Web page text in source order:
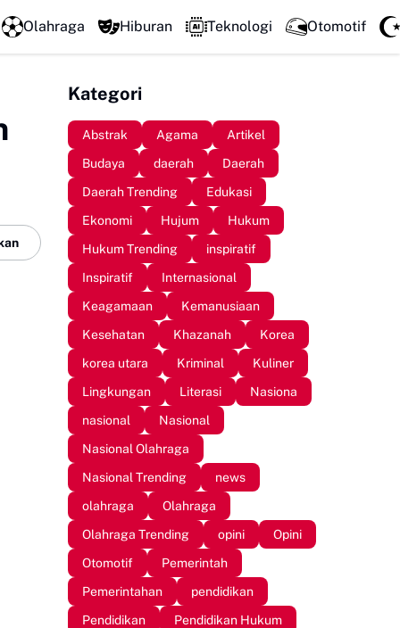
Mengawali Pengabdian dengan Sujud, Kapolresta
Olahraga Hiburan Teknologi Otomotif
Kategori
Abstrak Agama
Artikel
Budaya
daerah
Daerah
Daerah Trending
Edukasi
Ekonomi
Hujum
Hukum
Hukum Trending
inspiratif
Inspiratif
Internasional
Keagamaan
Kemanusiaan
Kesehatan
Khazanah
Korea
korea utara
Kriminal
Kuliner
Lingkungan
Literasi
Nasiona
nasional
Nasional
Nasional Olahraga
Nasional Trending
news
olahraga
Olahraga
Olahraga Trending
opini
Opini
Otomotif
Pemerintah
Pemerintahan
pendidikan
Pendidikan
Pendidikan Hukum